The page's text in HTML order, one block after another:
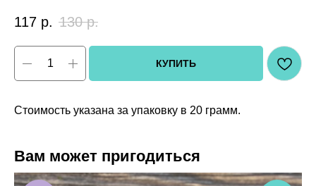
117 р. 130 р.
КУПИТЬ
Стоимость указана за упаковку в 20 грамм.
Вам может пригодиться